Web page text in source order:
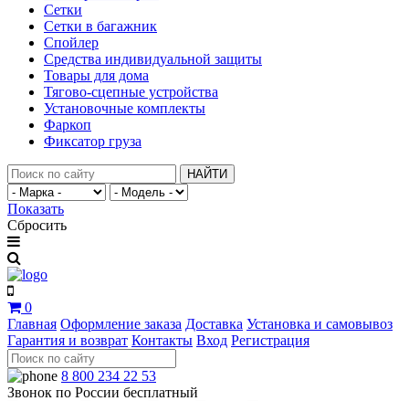
Сетки
Сетки в багажник
Спойлер
Средства индивидуальной защиты
Товары для дома
Тягово-сцепные устройства
Установочные комплекты
Фаркоп
Фиксатор груза
НАЙТИ
Показать
Сбросить
0
Главная Оформление заказа Доставка Установка и самовывоз
Гарантия и возврат Контакты Вход Регистрация
8 800 234 22 53
Звонок по России бесплатный